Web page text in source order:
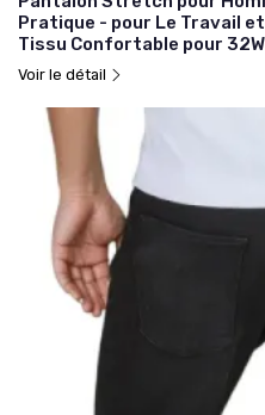
Pratique - pour Le Travail
Tissu Confortable pour
Voir le détail